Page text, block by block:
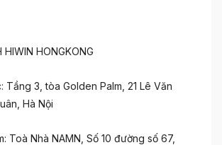
HONGKONG
Tầng 3, tòa Golden Palm, 21 Lê Văn
Hà Nội
Toà Nhà NAMN, Số 10 đường số 67,